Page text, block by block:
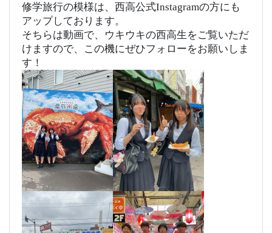
修学旅行の模様は、西高公式Instagramの方にも
アップしております。
そちらは動画で、ウキウキの西高生をご覧いただ
けますので、この機にぜひフォローをお願いしま
す！